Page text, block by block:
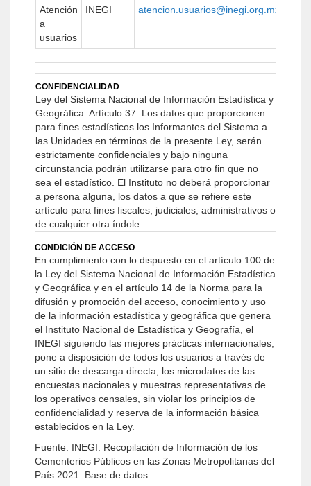
Atención
a
usuarios
INEGI atencion.usuarios@inegi.org.mx
CONFIDENCIALIDAD
Ley del Sistema Nacional de Información Estadística y
Geográfica. Artículo 37: Los datos que proporcionen
para fines estadísticos los Informantes del Sistema a
las Unidades en términos de la presente Ley, serán
estrictamente confidenciales y bajo ninguna
circunstancia podrán utilizarse para otro fin que no
sea el estadístico. El Instituto no deberá proporcionar
a persona alguna, los datos a que se refiere este
artículo para fines fiscales, judiciales, administrativos o
de cualquier otra índole.
CONDICIÓN DE ACCESO
En cumplimiento con lo dispuesto en el artículo 100 de
la Ley del Sistema Nacional de Información Estadística
y Geográfica y en el artículo 14 de la Norma para la
difusión y promoción del acceso, conocimiento y uso
de la información estadística y geográfica que genera
el Instituto Nacional de Estadística y Geografía, el
INEGI siguiendo las mejores prácticas internacionales,
pone a disposición de todos los usuarios a través de
un sitio de descarga directa, los microdatos de las
encuestas nacionales y muestras representativas de
los operativos censales, sin violar los principios de
confidencialidad y reserva de la información básica
establecidos en la Ley.
Fuente: INEGI. Recopilación de Información de los
Cementerios Públicos en las Zonas Metropolitanas del
País 2021. Base de datos.